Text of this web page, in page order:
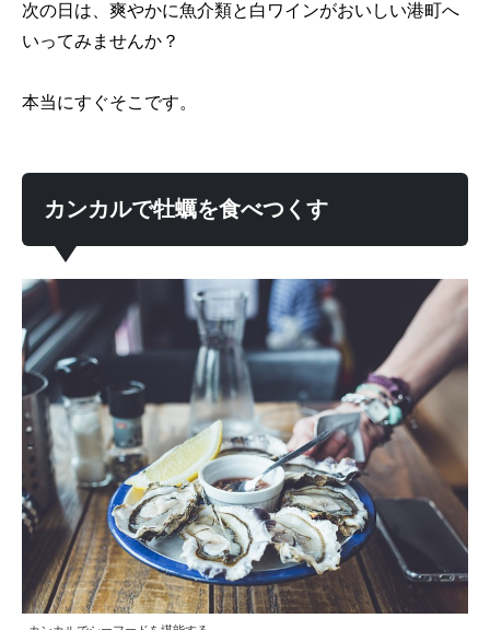
次の日は、爽やかに魚介類と白ワインがおいしい港町へ
いってみませんか？
本当にすぐそこです。
カンカルで牡蠣を食べつくす